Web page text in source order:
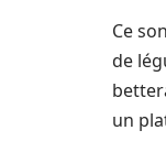
Ce
de
un